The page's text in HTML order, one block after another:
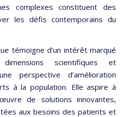
complexes constituent des
les défis contemporains du
témoigne d’un intérêt marqué
scientifiques et
perspective d’amélioration
à la population. Elle aspire à
de solutions innovantes,
aux besoins des patients et